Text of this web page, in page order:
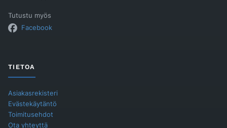
Tutustu myös
Facebook
TIETOA
Asiakasrekisteri
Evästekäytäntö
Toimitusehdot
Ota yhteyttä